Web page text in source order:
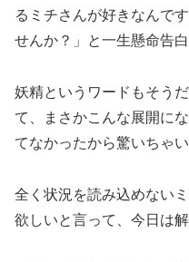
るミチさんが好きなんで
せんか？」と一生懸命告白
妖精というワードもそう
て、まさかこんな展開に
てなかったから驚いちゃい
全く状況を読み込めない
欲しいと言って、今日は